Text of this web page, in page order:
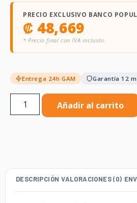
PRECIO EXCLUSIVO BANCO
₡ 48,669
* Precio final con IVA incluido.
Entrega 24h GAM Garantía 12
Añadir al carrito
DESCRIPCIÓN VALORACIONES (0)